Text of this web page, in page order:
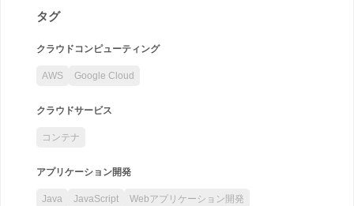
タグ
クラウドコンピューティング
AWS Google Cloud
クラウドサービス
コンテナ
アプリケーション開発
Java JavaScript
Webアプリケーション開発